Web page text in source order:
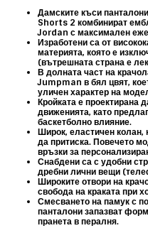
Дамските къси
Shorts 2комбинират
Jordan с максимален
Изработени са от
материята, която е
(вътрешната страна е
В долната част на
Jumpman в бял цвят,
уличен характер на
Кройката е проектирана
движенията, като
баскетболно влияние.
Широк, еластичен колан,
да притиска. Повечето
връзкиза
Снабдени са с удобни
дребни лични вещи
Широките отвори на
свобода на краката при
Смесването на памук с
панталони запазват
пранета в пералня.